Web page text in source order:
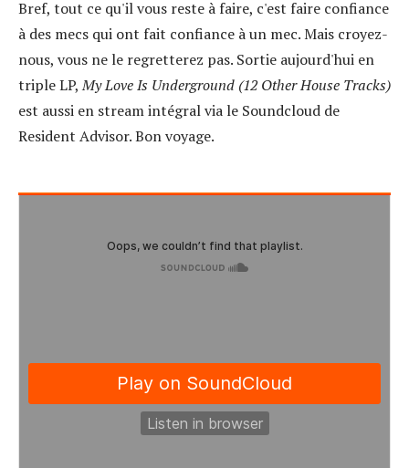
Bref, tout ce qu'il vous reste à faire, c'est faire confiance
à des mecs qui ont fait confiance à un mec. Mais croyez-
nous, vous ne le regretterez pas. Sortie aujourd'hui en
triple LP,My Love Is Underground (12 Other House Tracks)
est aussi en stream intégral via le Soundcloud de
Resident Advisor. Bon voyage.